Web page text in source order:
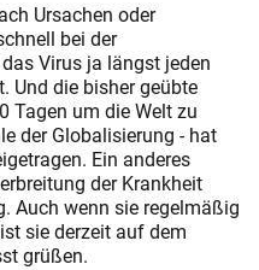
Ursachen oder
bei der
Virus ja längst jeden
Und die bisher geübte
Tagen um die Welt zu
der Globalisierung - hat
Ein anderes
der Krankheit
Auch wenn sie regelmäßig
sie derzeit auf dem
grüßen.